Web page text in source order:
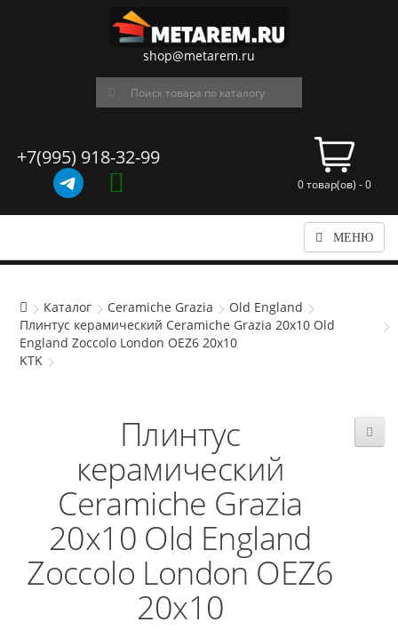
shop@metarem.ru
+7(995) 918-32-99
0 товар(ов) - 0
МЕНЮ
Каталог Ceramiche Grazia
Old England
Плинтус керамический Ceramiche Grazia 20x10 Old
England Zoccolo London OEZ6 20x10
KTK
Плинтус
керамический
Ceramiche Grazia
20x10 Old England
Zoccolo London OEZ6
20x10